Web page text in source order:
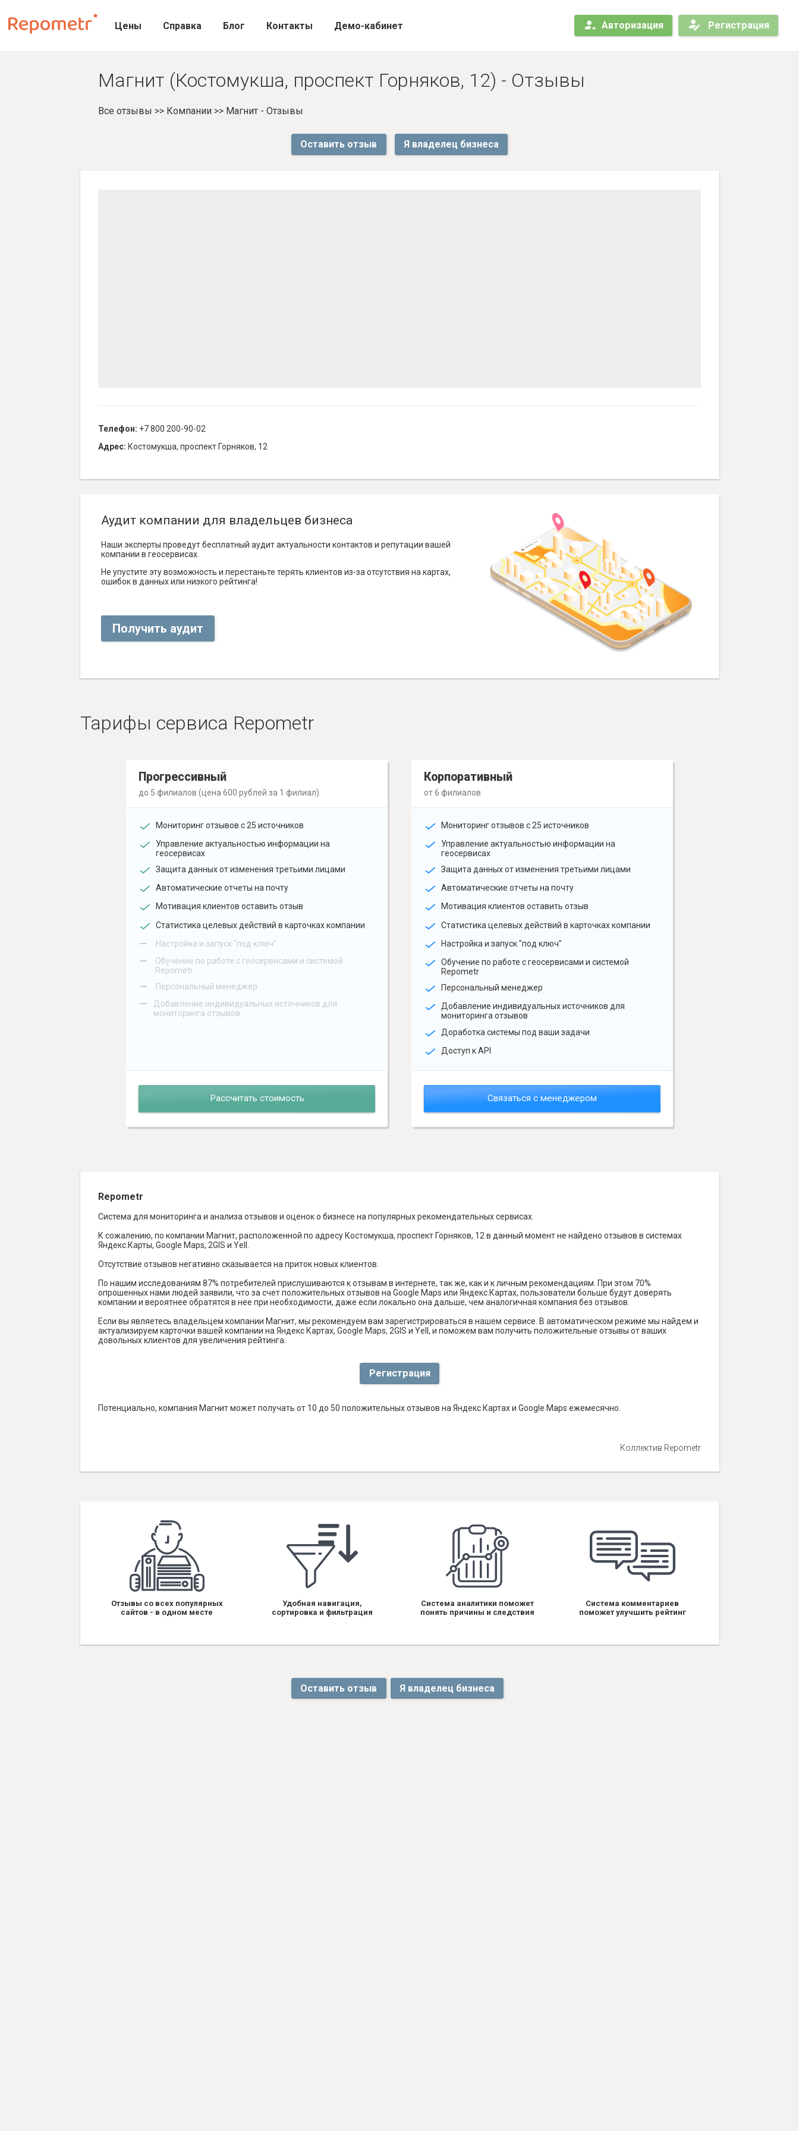
Цены Справка Блог Контакты Демо-кабинет Авторизация Регистрация
Магнит (Костомукша, проспект Горняков, 12) - Отзывы
Все отзывы >> Компании>> Магнит - Отзывы
Оставить отзыв Я владелец бизнеса
Телефон: +7 800 200-90-02
Адрес: Костомукша, проспект Горняков, 12
Аудит компании для владельцев бизнеса
Наши эксперты проведут бесплатный аудит актуальности контактов и репутации вашей
компании в геосервисах.
Не упустите эту возможность и перестаньте терять клиентов из-за отсутствия на картах,
ошибок в данных или низкого рейтинга!
Получить аудит
Тарифы сервиса Repometr
Прогрессивный
до 5 филиалов (цена 600 рублей за 1 филиал)
Мониторинг отзывов с 25 источников
Управление актуальностью информации на
геосервисах
Защита данных от изменения третьими лицами
Автоматические отчеты на почту
Мотивация клиентов оставить отзыв
Статистика целевых действий в карточках компании
– Настройка и запуск "под ключ"
–
Обучение по работе с геосервисами и системой
Repometr
– Персональный менеджер
–
Добавление индивидуальных источников для
мониторинга отзывов
Рассчитать стоимость
Корпоративный
от 6 филиалов
Мониторинг отзывов с 25 источников
Управление актуальностью информации на
геосервисах
Защита данных от изменения третьими лицами
Автоматические отчеты на почту
Мотивация клиентов оставить отзыв
Статистика целевых действий в карточках компании
Настройка и запуск "под ключ"
Обучение по работе с геосервисами и системой
Repometr
Персональный менеджер
Добавление индивидуальных источников для
мониторинга отзывов
Доработка системы под ваши задачи
Доступ к API
Связаться с менеджером
Repometr
Система для мониторинга и анализа отзывов и оценок о бизнесе на популярных рекомендательных сервисах.
К сожалению, по компании Магнит, расположенной по адресу Костомукша, проспект Горняков, 12 в данный момент не найдено отзывов в системах
Яндекс.Карты, Google Maps, 2GIS и Yell.
Отсутствие отзывов негативно сказывается на приток новых клиентов.
По нашим исследованиям 87% потребителей прислушиваются к отзывам в интернете, так же, как и к личным рекомендациям. При этом 70%
опрошенных нами людей заявили, что за счет положительных отзывов на Google Maps или Яндекс.Картах, пользователи больше будут доверять
компании и вероятнее обратятся в нее при необходимости, даже если локально она дальше, чем аналогичная компания без отзывов.
Если вы являетесь владельцем компании Магнит, мы рекомендуем вам зарегистрироваться в нашем сервисе. В автоматическом режиме мы найдем и
актуализируем карточки вашей компании на Яндекс Картах, Google Maps, 2GIS и Yell, и поможем вам получить положительные отзывы от ваших
довольных клиентов для увеличения рейтинга.
Регистрация
Потенциально, компания Магнит может получать от 10 до 50 положительных отзывов на Яндекс Картах и Google Maps ежемесячно.
Коллектив Repometr
Отзывы со всех популярных
сайтов - в одном месте
Удобная навигация,
сортировка и фильтрация
Система аналитики поможет
понять причины и следствия
Система комментариев
поможет улучшить рейтинг
Оставить отзыв Я владелец бизнеса